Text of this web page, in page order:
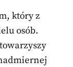
który z
osób.